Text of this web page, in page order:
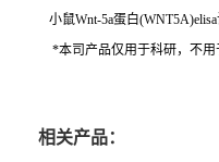
小鼠Wnt-5a蛋白
*本司产品仅用于科研，不用
相关产品：